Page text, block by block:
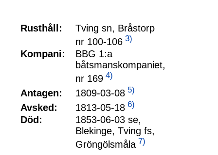
Rusthåll:
Tving sn, Bråstorp
nr 100-106 3)
Kompani:
BBG 1:a
båtsmanskompaniet,
nr 169 4)
Antagen: 1809-03-08 5)
Avsked: 1813-05-18 6)
Död:
1853-06-03 se,
Blekinge, Tving fs,
Gröngölsmåla 7)